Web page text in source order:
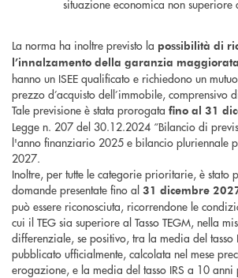
situazione economica non
La norma ha inoltre previsto la possibilità di
l’innalzamento della garanzia maggiorata
hanno un ISEE qualificato e richiedono un
prezzo d’acquisto dell’immobile, comprensivo
Tale previsione è stata prorogata fino al 31
Legge n. 207 del 30.12.2024 “Bilancio di
l'anno finanziario 2025 e bilancio pluriennale
2027.
Inoltre, per tutte le categorie prioritarie, è stato
domande presentate fino al 31 dicembre
può essere riconosciuta, ricorrendone le
cui il TEG sia superiore al Tasso TEGM, nella
differenziale, se positivo, tra la media del tasso
pubblicato ufficialmente, calcolata nel mese
erogazione, e la media del tasso IRS a 10 anni